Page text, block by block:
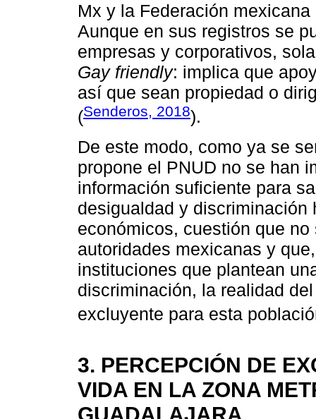
Mx y la Federación
Aunque en sus registros se
empresas y corporativos,
Gay friendly: implica que
así que sean propiedad o
(Senderos, 2018).
De este modo, como ya se
propone el PNUD no se han
información suficiente para
desigualdad y discriminación
económicos, cuestión que
autoridades mexicanas y
instituciones que plantean
discriminación, la realidad
excluyente para esta
3. PERCEPCIÓN DE
VIDA EN LA ZONA